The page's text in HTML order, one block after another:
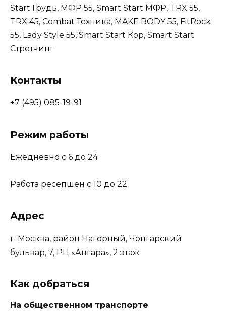
Start Грудь, МФР 55, Smart Start МФР, TRX 55,
TRX 45, Combat Техника, MAKE BODY 55, FitRock
55, Lady Style 55, Smart Start Кор, Smart Start
Стретчинг
Контакты
+7 (495) 085-19-91
Режим работы
Ежедневно с 6 до 24
Работа ресепшен с 10 до 22
Адрес
г. Москва, район Нагорный, Чонгарский
бульвар, 7, РЦ «Ангара», 2 этаж
Как добраться
На общественном транспорте